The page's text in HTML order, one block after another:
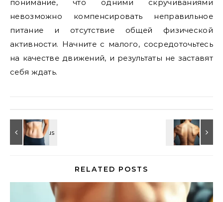
понимание, что одними скручиваниями
невозможно компенсировать неправильное
питание и отсутствие общей физической
активности. Начните с малого, сосредоточьтесь
на качестве движений, и результаты не заставят
себя ждать.
RELATED POSTS